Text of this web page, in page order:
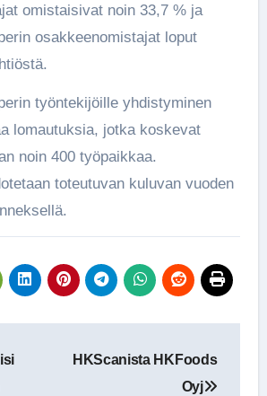
omistaisivat noin 33,7 % ja
osakkeenomistajat loput
työntekijöille yhdistyminen
lomautuksia, jotka koskevat
noin 400 työpaikkaa.
toteutuvan kuluvan vuoden
HKScanista HKFoods
Oyj